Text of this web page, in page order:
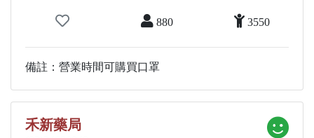
880 3550
備註：營業時間可購買口罩
禾新藥局